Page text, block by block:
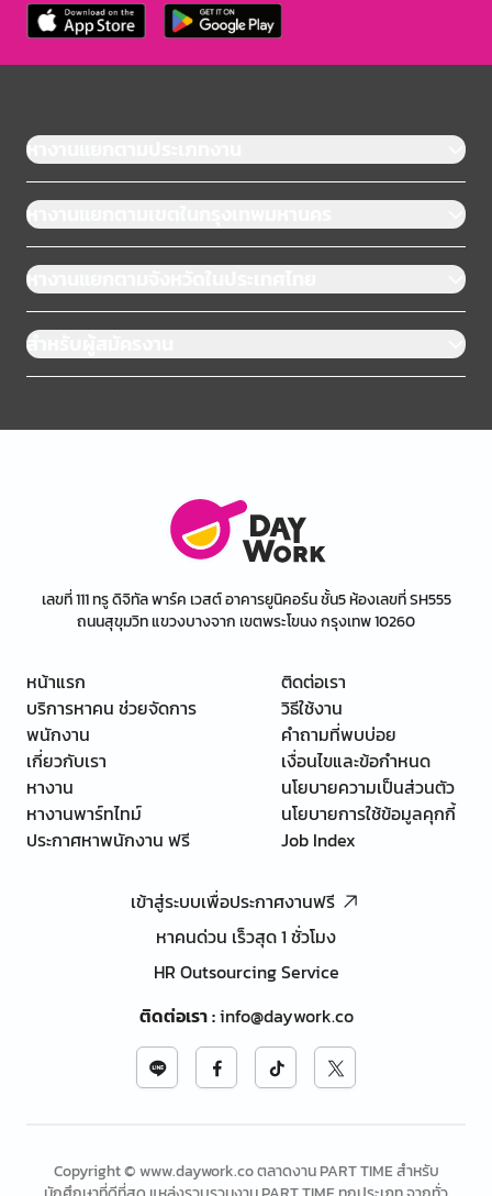
หางานแยกตามประเภทงาน
หางานแยกตามเขตในกรุงเทพมหานคร
หางานแยกตามจังหวัดในประเทศไทย
สำหรับผู้สมัครงาน
เลขที่ 111 ทรู ดิจิทัล พาร์ค เวสต์ อาคารยูนิคอร์น ชั้น5 ห้องเลขที่ SH555
ถนนสุขุมวิท แขวงบางจาก เขตพระโขนง กรุงเทพ 10260
หน้าแรก
บริการหาคน ช่วยจัดการ
พนักงาน
เกี่ยวกับเรา
หางาน
หางานพาร์ทไทม์
ประกาศหาพนักงาน ฟรี
ติดต่อเรา
วิธีใช้งาน
คำถามที่พบบ่อย
เงื่อนไขและข้อกำหนด
นโยบายความเป็นส่วนตัว
นโยบายการใช้ข้อมูลคุกกี้
Job Index
เข้าสู่ระบบเพื่อประกาศงานฟรี
หาคนด่วน เร็วสุด 1 ชั่วโมง
HR Outsourcing Service
ติดต่อเรา:info@daywork.co
Copyright © www.daywork.co ตลาดงาน PART TIME สำหรับ